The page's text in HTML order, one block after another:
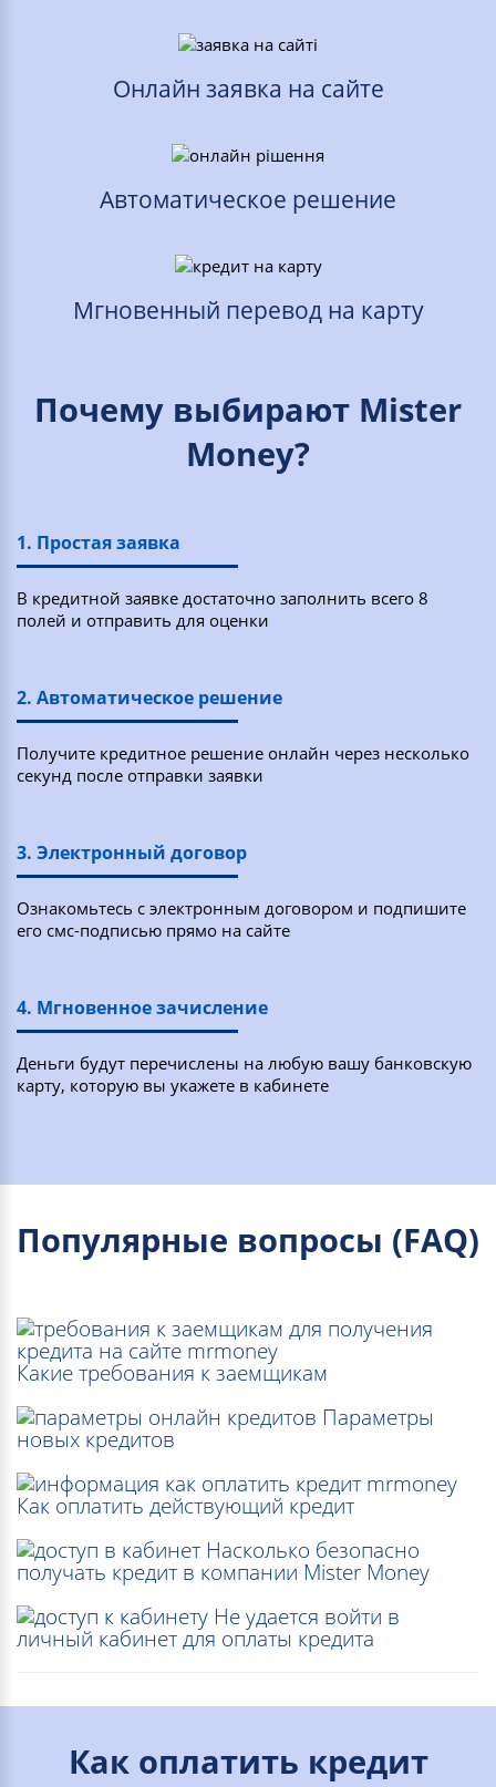
Онлайн заявка на сайте
Автоматическое решение
Мгновенный перевод на карту
Почему выбирают Mister
Money?
1. Простая заявка
В кредитной заявке достаточно заполнить всего 8
полей и отправить для оценки
2. Автоматическое решение
Получите кредитное решение онлайн через несколько
секунд после отправки заявки
3. Электронный договор
Ознакомьтесь с электронным договором и подпишите
его смс-подписью прямо на сайте
4. Мгновенное зачисление
Деньги будут перечислены на любую вашу банковскую
карту, которую вы укажете в кабинете
Популярные вопросы (FAQ)
Какие требования к заемщикам
Параметры
новых кредитов
Как оплатить действующий кредит
Насколько безопасно
получать кредит в компании Mister Money
Не удается войти в
личный кабинет для оплаты кредита
Как оплатить кредит